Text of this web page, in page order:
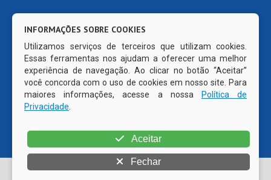
© Copyright 2026 Prefeitura Municipal de Primavera | Todos
INFORMAÇÕES SOBRE COOKIES
Utilizamos serviços de terceiros que utilizam cookies.
Essas ferramentas nos ajudam a oferecer uma melhor
experiência de navegação. Ao clicar no botão “Aceitar”
você concorda com o uso de cookies em nosso site. Para
maiores informações, acesse a nossa
Política de
Privacidade
Aceitar
Fechar